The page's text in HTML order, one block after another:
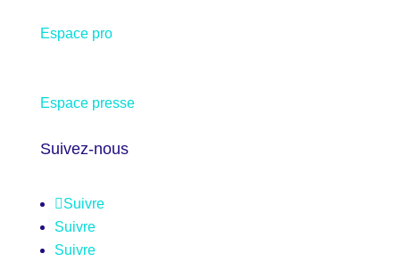
Espace pro
Espace presse
Suivez-nous
Suivre
Suivre
Suivre